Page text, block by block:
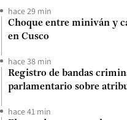
hace 29 min
Choque entre miniván y
en Cusco
hace 38 min
Registro de bandas
parlamentario sobre
hace 41 min